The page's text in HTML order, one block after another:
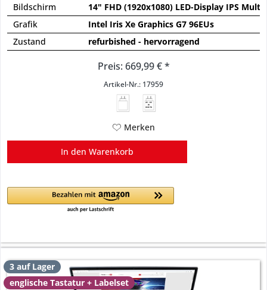
Bildschirm
14" FHD (1920x1080) LED-Display IPS
Grafik
Intel Iris Xe Graphics G7 96EUs
Zustand
refurbished - hervorragend
Preis: 669,99 € *
Artikel-Nr.: 17959
45 - 65
W
USB PD
Merken
In den Warenkorb
3 auf Lager
englische Tastatur + Labelset